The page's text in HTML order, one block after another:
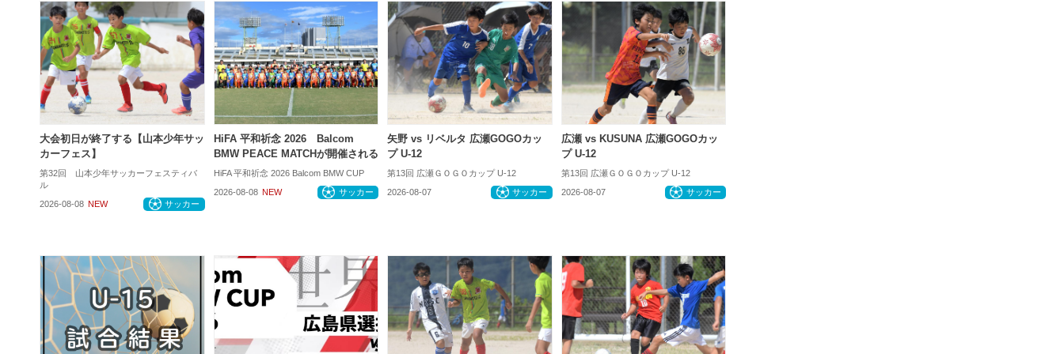
大会初日が終了する【山本少年サッ
カーフェス】
第32回 山本少年サッカーフェスティバ
ル
2026-08-08 NEW サッカー
HiFA 平和祈念 2026 Balcom
BMW PEACE MATCHが開催される
HiFA 平和祈念 2026 Balcom BMW CUP
2026-08-08 NEW サッカー
矢野 vs リベルタ 広瀬GOGOカッ
プ U-12
第13回 広瀬ＧＯＧＯカップ U-12
2026-08-07 サッカー
広瀬 vs KUSUNA 広瀬GOGOカッ
プ U-12
第13回 広瀬ＧＯＧＯカップ U-12
2026-08-07 サッカー